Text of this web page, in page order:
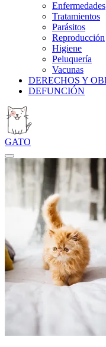
Enfermedades
Tratamientos
Parásitos
Reproducción
Higiene
Peluquería
Vacunas
DERECHOS Y
DEFUNCIÓN
GATO